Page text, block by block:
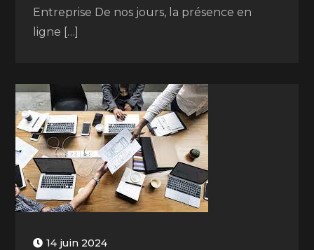
Entreprise De nos jours, la présence en
ligne […]
14 juin 2024